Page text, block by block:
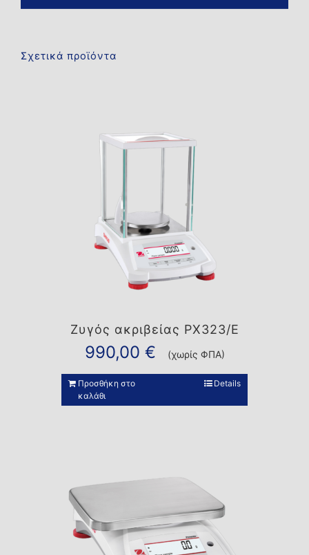
Σχετικά προϊόντα
Ζυγός ακριβείας PX323/E
990,00 € (χωρίς ΦΠΑ)
Προσθήκη στο
καλάθι
Details